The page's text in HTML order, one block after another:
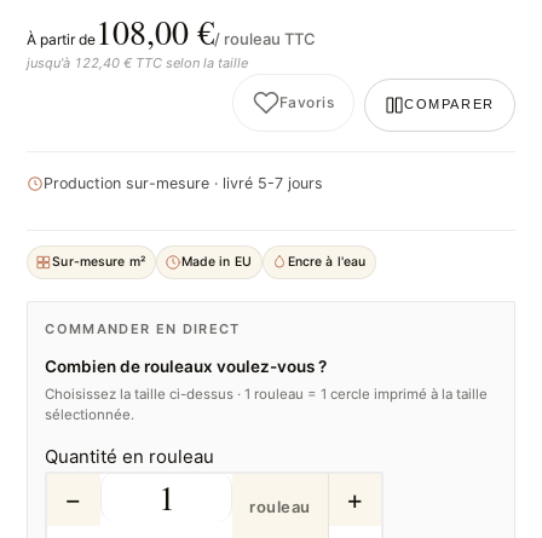
À partir de 108,00 €/ rouleau TTC
jusqu'à 122,40 € TTC selon la taille
Favoris COMPARER
Production sur-mesure · livré 5-7 jours
Sur-mesure m² Made in EU Encre à l'eau
COMMANDER EN DIRECT
Combien de rouleaux voulez-vous ?
Choisissez la taille ci-dessus · 1 rouleau = 1 cercle imprimé à la taille
sélectionnée.
Quantité en rouleau
− rouleau +